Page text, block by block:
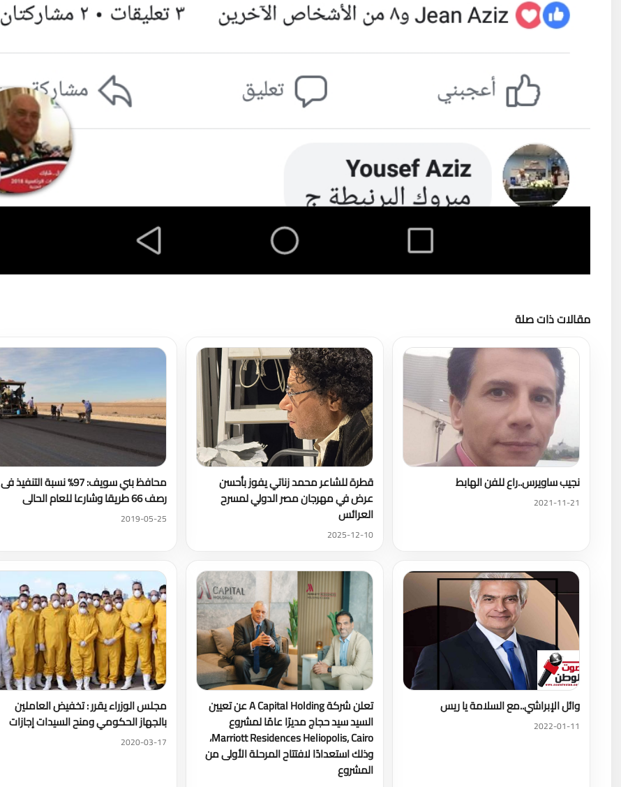
مقالات ذات صلة
نجيب ساويرس..راع للفن الهابط
2021-11-21
قطرة للشاعر محمد زناتي يفوز بأحسن
عرض في مهرجان مصر الدولي لمسرح
العرائس
2025-12-10
محافظ بني سويف: 97% نسبة التنفيذ فى
رصف 66 طريقا وشارعا للعام الحالى
2019-05-25
وائل الإبراشي..مع السلامة يا ريس
2022-01-11
تعلن شركة A Capital Holding عن تعيين
السيد سيد حجاج مديرًا عامًا لمشروع
Marriott Residences Heliopolis, Cairo،
وذلك استعدادًا لافتتاح المرحلة الأولى من
المشروع
مجلس الوزراء يقرر : تخفيض العاملين
بالجهاز الحكومي ومنح السيدات إجازات
2020-03-17